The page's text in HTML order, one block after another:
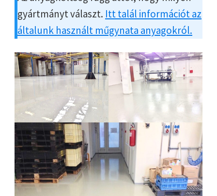
gyártmányt választ. Itt talál információt az
általunk használt műgynata anyagokról.